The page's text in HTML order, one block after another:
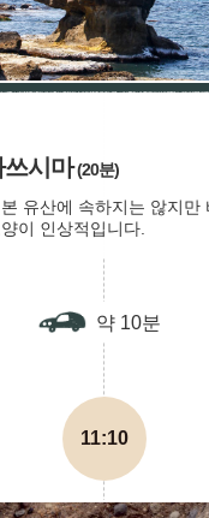
시마(20분)
유산에 속하지는 않지만
이 인상적입니다.
약 10분
11:10